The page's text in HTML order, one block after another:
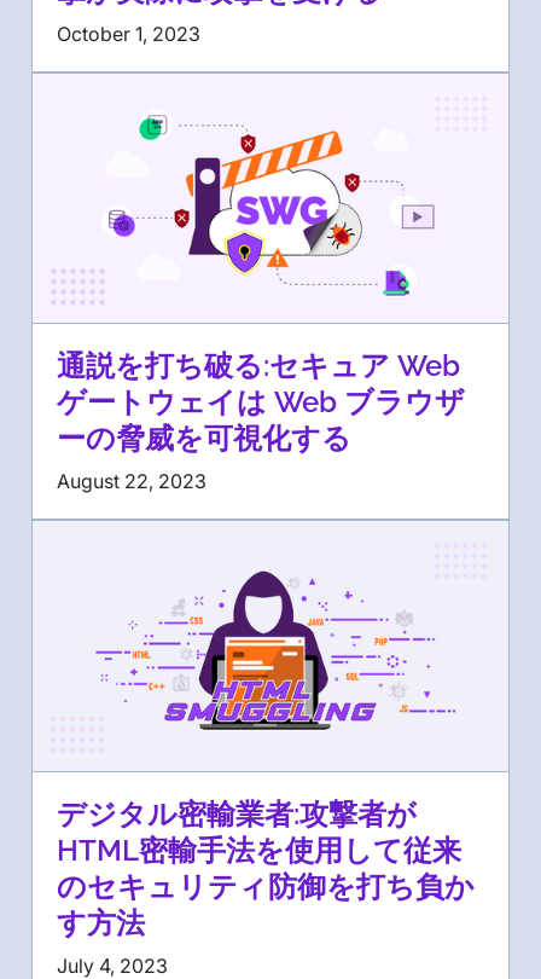
October 1, 2023
通説を打ち破る:セキュア Web
ゲートウェイは Web ブラウザ
ーの脅威を可視化する
August 22, 2023
デジタル密輸業者:攻撃者が
HTML密輸手法を使用して従来
のセキュリティ防御を打ち負か
す方法
July 4, 2023